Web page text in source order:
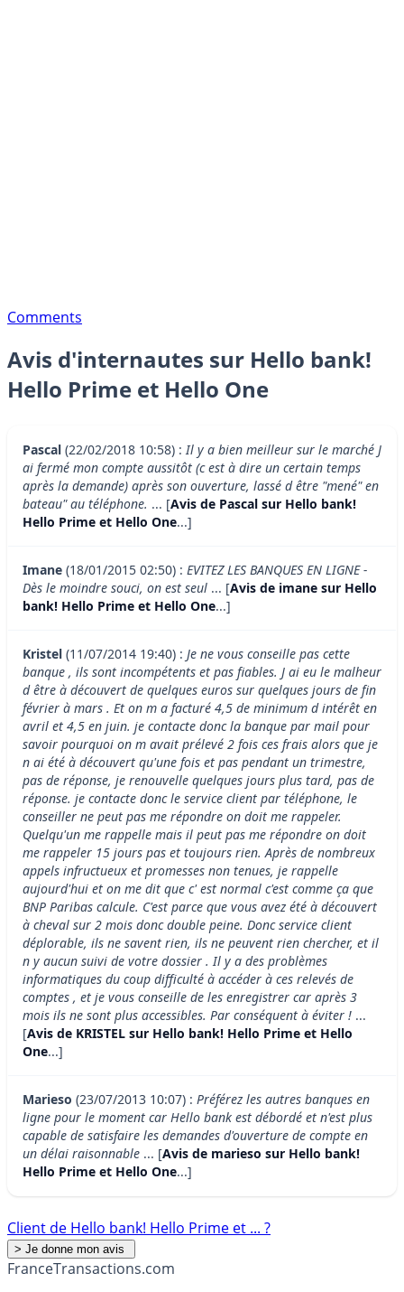
Comments
Avis d'internautes sur Hello bank!
Hello Prime et Hello One
Pascal (22/02/2018 10:58) :Il y a bien meilleur sur le marché J
ai fermé mon compte aussitôt (c est à dire un certain temps
après la demande) après son ouverture, lassé d être "mené" en
bateau" au téléphone. ... [Avis de Pascal sur Hello bank!
Hello Prime et Hello One...]
Imane (18/01/2015 02:50) : EVITEZ LES BANQUES EN LIGNE -
Dès le moindre souci, on est seul ... [Avis de imane sur Hello
bank! Hello Prime et Hello One...]
Kristel (11/07/2014 19:40) : Je ne vous conseille pas cette
banque , ils sont incompétents et pas fiables. J ai eu le malheur
d être à découvert de quelques euros sur quelques jours de fin
février à mars . Et on m a facturé 4,5 de minimum d intérêt en
avril et 4,5 en juin. je contacte donc la banque par mail pour
savoir pourquoi on m avait prélevé 2 fois ces frais alors que je
n ai été à découvert qu'une fois et pas pendant un trimestre,
pas de réponse, je renouvelle quelques jours plus tard, pas de
réponse. je contacte donc le service client par téléphone, le
conseiller ne peut pas me répondre on doit me rappeler.
Quelqu'un me rappelle mais il peut pas me répondre on doit
me rappeler 15 jours pas et toujours rien. Après de nombreux
appels infructueux et promesses non tenues, je rappelle
aujourd'hui et on me dit que c' est normal c'est comme ça que
BNP Paribas calcule. C'est parce que vous avez été à découvert
à cheval sur 2 mois donc double peine. Donc service client
déplorable, ils ne savent rien, ils ne peuvent rien chercher, et il
n y aucun suivi de votre dossier . Il y a des problèmes
informatiques du coup difficulté à accéder à ces relevés de
comptes , et je vous conseille de les enregistrer car après 3
mois ils ne sont plus accessibles. Par conséquent à éviter ! ...
[Avis de KRISTEL sur Hello bank! Hello Prime et Hello
One...]
Marieso (23/07/2013 10:07) : Préférez les autres banques en
ligne pour le moment car Hello bank est débordé et n'est plus
capable de satisfaire les demandes d'ouverture de compte en
un délai raisonnable ... [Avis de marieso sur Hello bank!
Hello Prime et Hello One...]
Client de Hello bank! Hello Prime et ... ?
FranceTransactions.com